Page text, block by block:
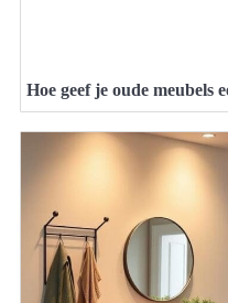
Hoe geef je oude meubels